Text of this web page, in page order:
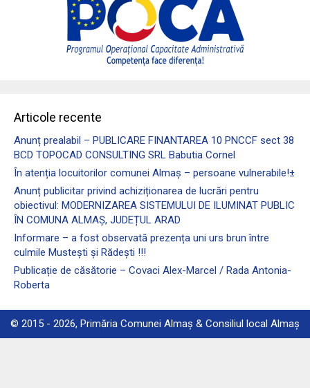
Articole recente
Anunț prealabil – PUBLICARE FINANTAREA 10 PNCCF sect 38
BCD TOPOCAD CONSULTING SRL Babutia Cornel
În atenția locuitorilor comunei Almaş – persoane vulnerabile!±
Anunț publicitar privind achiziționarea de lucrări pentru
obiectivul: MODERNIZAREA SISTEMULUI DE ILUMINAT PUBLIC
ÎN COMUNA ALMAȘ, JUDEȚUL ARAD
Informare – a fost observată prezența uni urs brun între
culmile Mustești și Rădești !!!
Publicație de căsătorie – Covaci Alex-Marcel / Rada Antonia-
Roberta
© 2015 - 2026, Primăria Comunei Almaș & Consiliul local Almaș